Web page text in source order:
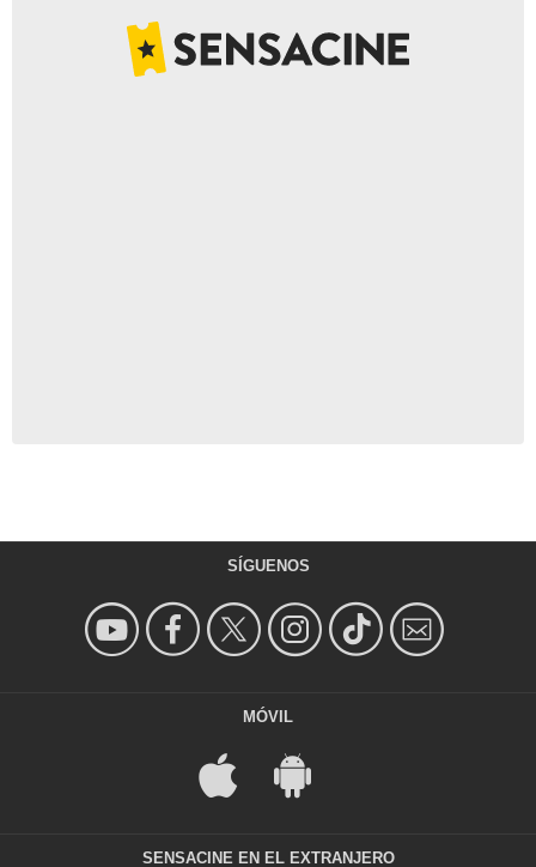
SÍGUENOS
MÓVIL
SENSACINE EN EL EXTRANJERO